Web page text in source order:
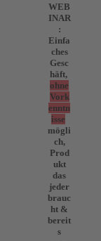
WEB
INAR
:
Einfa
ches
Gesc
häft,
ohne
Vork
enntn
isse
mögli
ch,
Prod
ukt
das
jeder
brauc
ht &
bereit
s